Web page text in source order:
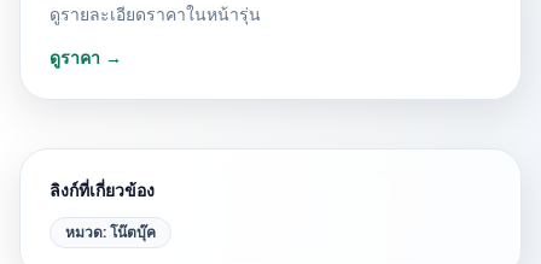
ดูรายละเอียดราคาในหน้ารุ่น
ดูราคา →
ลิงก์ที่เกี่ยวข้อง
หมวด:โน๊ตบุ๊ค